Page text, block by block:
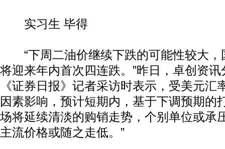
实习生 毕得
“下周二油价继续下跌的可能性较大，
将迎来年内首次四连跌。”昨日，卓创资
《证券日报》记者采访时表示，受美元汇
因素影响，预计短期内，基于下调预期的
场将延续清淡的购销走势，个别单位或承
主流价格或随之走低。”